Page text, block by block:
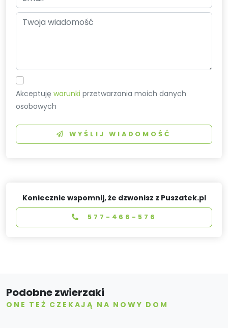
Akceptujęwarunki przetwarzania moich danych
osobowych
WYŚLIJ WIADOMOŚĆ
Koniecznie wspomnij, że dzwonisz z Puszatek.pl
577-466-576
Podobne zwierzaki
ONE TEŻ CZEKAJĄ NA NOWY DOM